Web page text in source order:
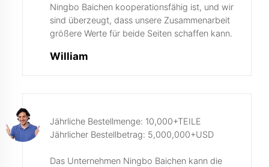
Ningbo Baichen kooperationsfähig ist, und wir
sind überzeugt, dass unsere Zusammenarbeit
größere Werte für beide Seiten schaffen kann.
William
Jährliche Bestellmenge: 10,000+TEILE
Jährlicher Bestellbetrag: 5,000,000+USD
Das Unternehmen Ningbo Baichen kann die